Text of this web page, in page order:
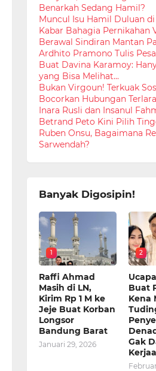
Benarkah Sedang Hamil?
Muncul Isu Hamil Duluan di
Kabar Bahagia Pernikahan
Berawal Sindiran Mantan
Ardhito Pramono Tulis
Buat Davina Karamoy:
yang Bisa Melihat...
Bukan Virgoun! Terkuak
Bocorkan Hubungan
Inara Rusli dan Insanul
Betrand Peto Kini Pilih
Ruben Onsu, Bagaimana
Sarwendah?
Banyak Digosipin!
1
Raffi Ahmad
Masih di LN,
Kirim Rp 1 M ke
Jeje Buat Korban
Longsor
Bandung Barat
Januari 29, 2026
2
Buat
Kena
Gak